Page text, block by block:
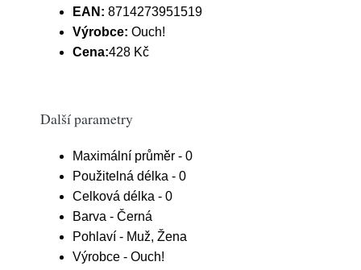
EAN: 8714273951519
Výrobce: Ouch!
Cena:428 Kč
Další parametry
Maximální průměr - 0
Použitelná délka - 0
Celková délka - 0
Barva - Černá
Pohlaví - Muž, Žena
Výrobce - Ouch!